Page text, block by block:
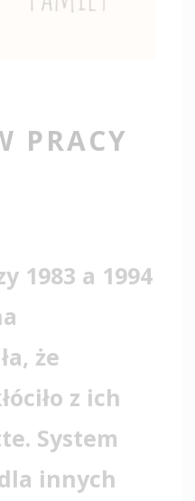
PRACY
1983 a 1994
że
z ich
System
innych